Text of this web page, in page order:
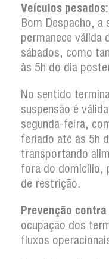
Veículos pesados:
Bom Despacho, a
permanece válida
sábados, como
às 5h do dia
No sentido
suspensão é
segunda-feira,
feriado até às 5h
transportando
fora do domicílio,
de restrição.
Prevenção
ocupação dos
fluxos